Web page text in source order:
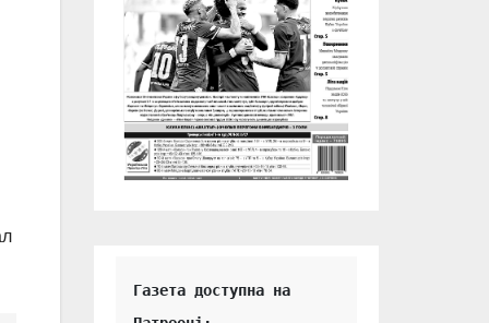
Газета доступна на